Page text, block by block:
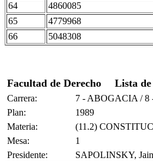
64 4860085
65 4779968
66 5048308
Facultad de Derecho Lista
Carrera:
7 - ABOGACIA /
Plan:
1989
Materia:
(11.2)
Mesa:
1
Presidente:
SAPOLINSKY,